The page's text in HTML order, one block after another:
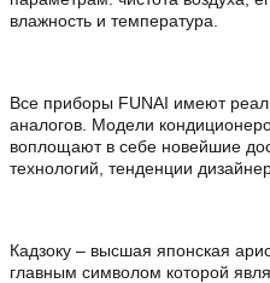
влажность и температура.
Все приборы FUNAI имеют
аналогов. Модели
воплощают в себе новейшие
технологий, тенденции
Кадзоку – высшая японская
главным символом которой